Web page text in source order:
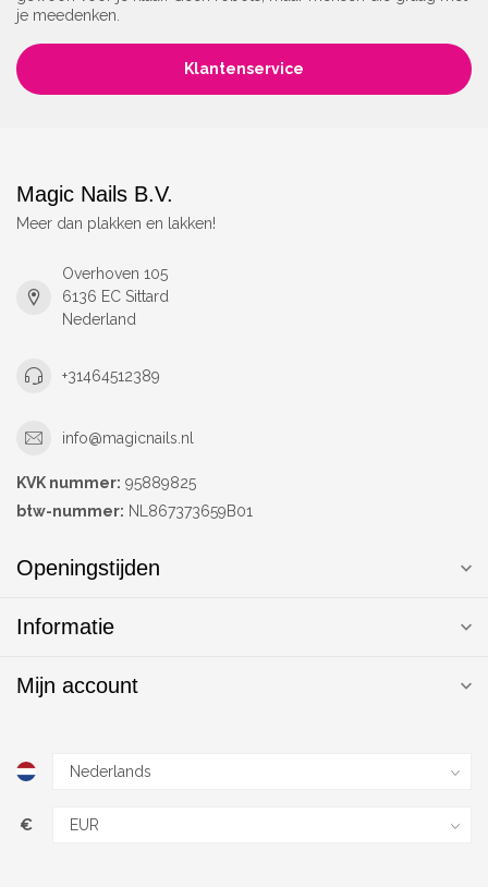
je meedenken.
Klantenservice
Magic Nails B.V.
Meer dan plakken en lakken!
Overhoven 105
6136 EC Sittard
Nederland
+31464512389
info@magicnails.nl
KVK nummer: 95889825
btw-nummer: NL867373659B01
Openingstijden
Informatie
Mijn account
€